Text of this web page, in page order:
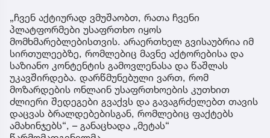
„ჩვენ აქტიურად ვმუშაობთ, რათა ჩვენი
პლატფორმები უსაფრთხო იყოს
მომხმარებლებისთვის. არაერთხელ გვისაუბრია იმ
სირთულეებზე, რომლებიც მავნე აქტორებისა და
საზიანო კონტენტის გამოვლენასა და წაშლას
უკავშირდება. დარწმუნებული ვართ, რომ
მოზარდების ონლაინ უსაფრთხოების კუთხით
ძლიერი შედეგები გვაქვს და გავაგრძელებთ თავის
დაცვას ბრალდებებისგან, რომლებიც ფაქტებს
ამახინჯებს“, – განაცხადა „მეტას“